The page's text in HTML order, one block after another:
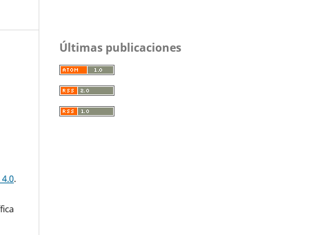
.
Últimas publicaciones